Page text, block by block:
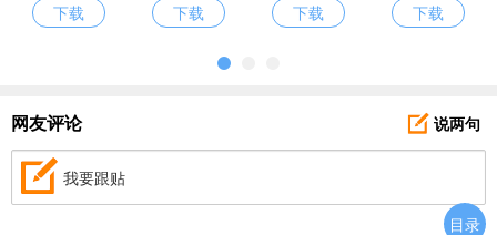
下载
下载
下载
下载
网友评论 说两句
我要跟贴
目录